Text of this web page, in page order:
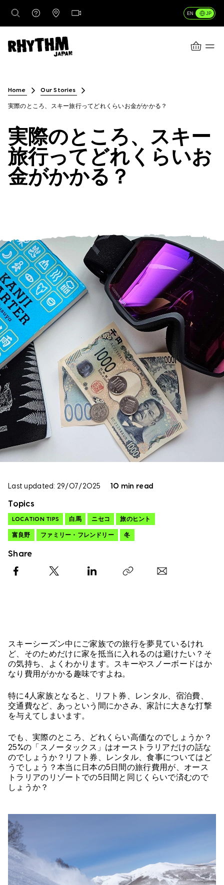
JP
EN
CART
レッスン＆ガイド
ヘルプセンター
店舗を探す
Home Our Stories
実際のところ、スキー旅行ってどれくらいお金がかかる？
実際のところ、スキー
旅行ってどれくらいお
金がかかる？
Last updated: 29/07/2025 10 min read
Topics
LOCATION TIPS 白馬 ニセコ 旅のヒント
富良野 ファミリー・フレンドリー 冬
Share
Facebook
X LinkedIn Copy link
スキーシーズン中にご家族での旅行を夢見ているけれ
ど、そのためだけに家を抵当に入れるのは避けたい？そ
の気持ち、よくわかります。スキーやスノーボードはか
なり費用がかかる趣味ですよね。
特に4人家族となると、リフト券、レンタル、宿泊費、
交通費など、あっという間にかさみ、家計に大きな打撃
を与えてしまいます。
でも、実際のところ、どれくらい高価なのでしょうか？
25%の「スノータックス」はオーストラリアだけの話な
のでしょうか？リフト券、レンタル、食事についてはど
うでしょう？本当に日本の5日間の旅行費用が、オース
トラリアのリゾートでの5日間と同じくらいで済むので
しょうか？